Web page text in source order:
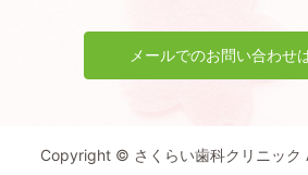
メールでのお問い合わせ
Copyright © さくらい歯科クリニック